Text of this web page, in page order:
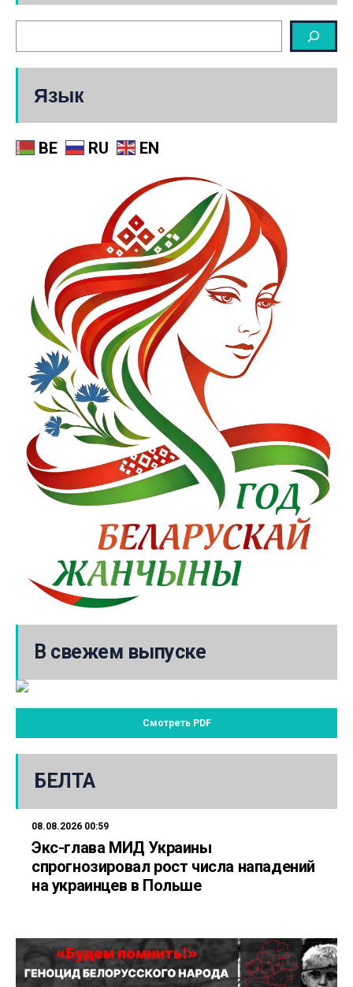
Язык
BE RU EN
В свежем выпуске
Смотреть PDF
БЕЛТА
08.08.2026 00:59
Экс-глава МИД Украины
спрогнозировал рост числа нападений
на украинцев в Польше